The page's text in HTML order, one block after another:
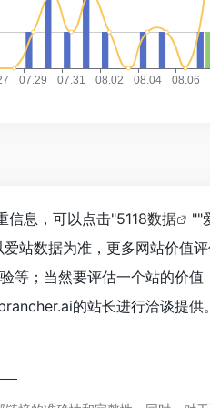
信息，可以点击"5118数据 ""
站数据为准，更多网站价值
等；当然要评估一个站的价值
的站长进行洽谈提供